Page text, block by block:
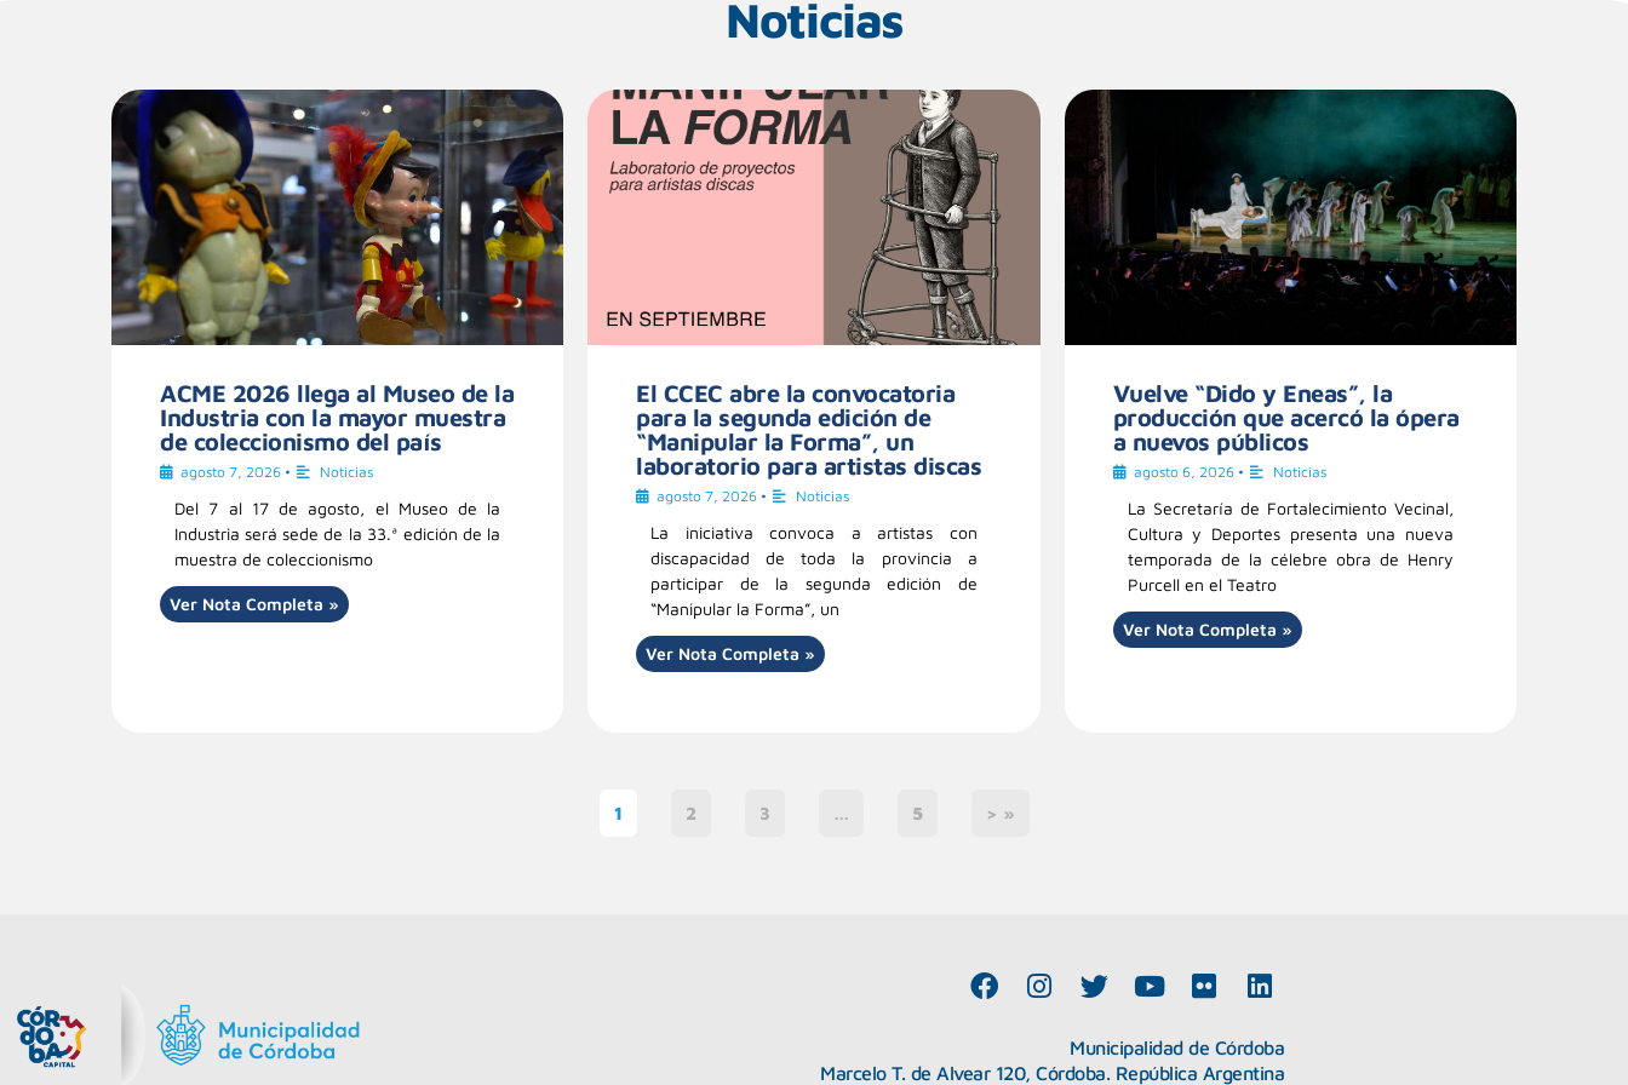
Noticias
ACME 2026 llega al Museo de la
Industria con la mayor muestra
de coleccionismo del país
agosto 7, 2026 • Noticias
Del 7 al 17 de agosto, el Museo de la
Industria será sede de la 33.ª edición de la
muestra de coleccionismo
Ver Nota Completa »
El CCEC abre la convocatoria
para la segunda edición de
“Manipular la Forma”, un
laboratorio para artistas discas
agosto 7, 2026 • Noticias
La iniciativa convoca a artistas con
discapacidad de toda la provincia a
participar de la segunda edición de
“Manipular la Forma”, un
Ver Nota Completa »
Vuelve “Dido y Eneas”, la
producción que acercó la ópera
a nuevos públicos
agosto 6, 2026 • Noticias
La Secretaría de Fortalecimiento Vecinal,
Cultura y Deportes presenta una nueva
temporada de la célebre obra de Henry
Purcell en el Teatro
Ver Nota Completa »
1 2 3 … 5 > »
F
a
I
n
T
w
t
Y
o
t
F
l
c
L
i
k
Municipalidad de Córdoba
Marcelo T. de Alvear 120, Córdoba. República Argentina